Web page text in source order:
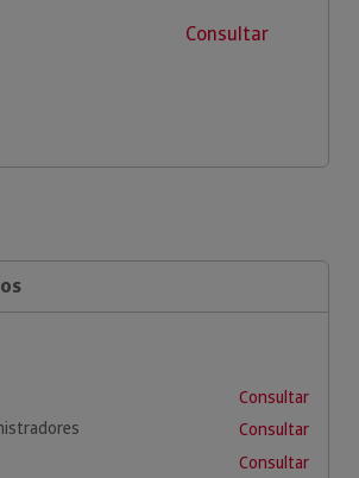
Consultar
Consultar
Consultar
Consultar